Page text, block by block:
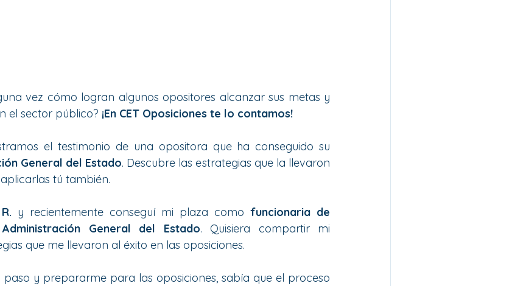
vez cómo logran algunos opositores alcanzar sus metas y
el sector público? ¡En CET Oposiciones te lo contamos!
el testimonio de una opositora que ha conseguido su
General del Estado. Descubre las estrategias que la llevaron
tú también.
y recientemente conseguí mi plaza como funcionaria de
General del Estado. Quisiera compartir mi
que me llevaron al éxito en las oposiciones.
paso y prepararme para las oposiciones, sabía que el proceso